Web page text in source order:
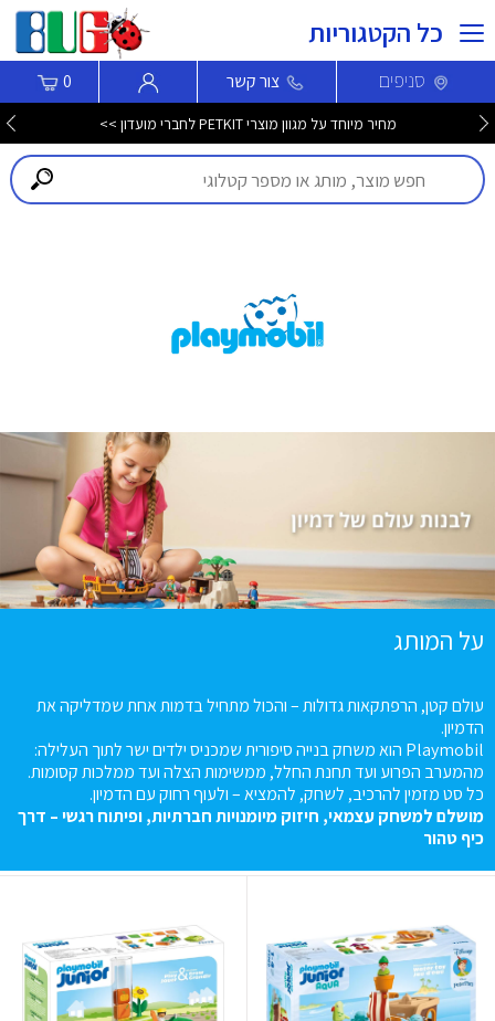
כל הקטגוריות
סניפים צור קשר 0
מחיר מיוחד על מגוון מוצרי PETKIT לחברי מועדון >>
על המותג
עולם קטן, הרפתקאות גדולות – והכול מתחיל בדמות אחת שמדליקה את
הדמיון.
Playmobil הוא משחק בנייה סיפורית שמכניס ילדים ישר לתוך העלילה:
מהמערב הפרוע ועד תחנת החלל, ממשימות הצלה ועד ממלכות קסומות.
כל סט מזמין להרכיב, לשחק, להמציא – ולעוף רחוק עם הדמיון.
מושלםלמשחקעצמאי, חיזוקמיומנויותחברתיות,ופיתוחרגשי– דרך
כיףטהור